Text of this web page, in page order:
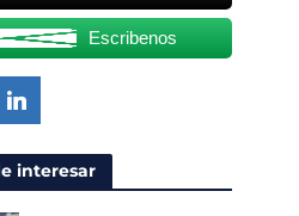
Escribenos
interesar